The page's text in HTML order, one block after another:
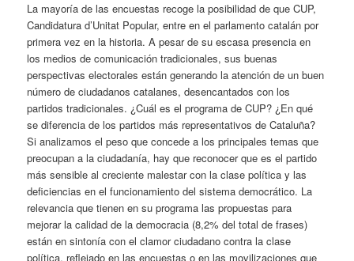
La mayoría de las encuestas recoge la posibilidad de que CUP,
Candidatura d’Unitat Popular, entre en el parlamento catalán por
primera vez en la historia. A pesar de su escasa presencia en
los medios de comunicación tradicionales, sus buenas
perspectivas electorales están generando la atención de un buen
número de ciudadanos catalanes, desencantados con los
partidos tradicionales. ¿Cuál es el programa de CUP? ¿En qué
se diferencia de los partidos más representativos de Cataluña?
Si analizamos el peso que concede a los principales temas que
preocupan a la ciudadanía, hay que reconocer que es el partido
más sensible al creciente malestar con la clase política y las
deficiencias en el funcionamiento del sistema democrático. La
relevancia que tienen en su programa las propuestas para
mejorar la calidad de la democracia (8,2% del total de frases)
están en sintonía con el clamor ciudadano contra la clase
política, reflejado en las encuestas o en las movilizaciones que